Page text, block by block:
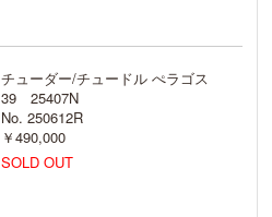
チューダー/チュードル ぺラゴス
39 25407N
No. 250612R
￥490,000
SOLD OUT